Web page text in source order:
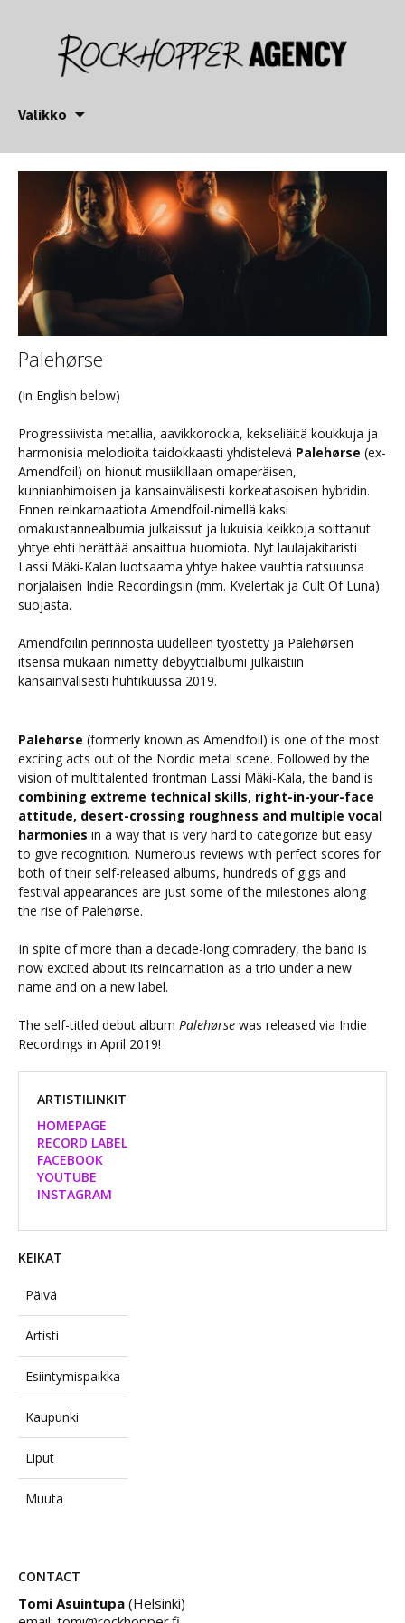
Valikko
Palehørse
(In English below)
Progressiivista metallia, aavikkorockia, kekseliäitä koukkuja ja
harmonisia melodioita taidokkaasti yhdistelevä Palehørse (ex-
Amendfoil) on hionut musiikillaan omaperäisen,
kunnianhimoisen ja kansainvälisesti korkeatasoisen hybridin.
Ennen reinkarnaatiota Amendfoil-nimellä kaksi
omakustannealbumia julkaissut ja lukuisia keikkoja soittanut
yhtye ehti herättää ansaittua huomiota. Nyt laulajakitaristi
Lassi Mäki-Kalan luotsaama yhtye hakee vauhtia ratsuunsa
norjalaisen Indie Recordingsin (mm. Kvelertak ja Cult Of Luna)
suojasta.
Amendfoilin perinnöstä uudelleen työstetty ja Palehørsen
itsensä mukaan nimetty debyyttialbumi julkaistiin
kansainvälisesti huhtikuussa 2019.
Palehørse (formerly known as Amendfoil) is one of the most
exciting acts out of the Nordic metal scene. Followed by the
vision of multitalented frontman Lassi Mäki-Kala, the band is
combining extreme technical skills, right-in-your-face
attitude, desert-crossing roughness and multiple vocal
harmonies in a way that is very hard to categorize but easy
to give recognition. Numerous reviews with perfect scores for
both of their self-released albums, hundreds of gigs and
festival appearances are just some of the milestones along
the rise of Palehørse.
In spite of more than a decade-long comradery, the band is
now excited about its reincarnation as a trio under a new
name and on a new label.
The self-titled debut album Palehørse was released via Indie
Recordings in April 2019!
ARTISTILINKIT
HOMEPAGE
RECORD LABEL
FACEBOOK
YOUTUBE
INSTAGRAM
KEIKAT
Päivä
Artisti
Esiintymispaikka
Kaupunki
Liput
Muuta
CONTACT
Tomi Asuintupa (Helsinki)